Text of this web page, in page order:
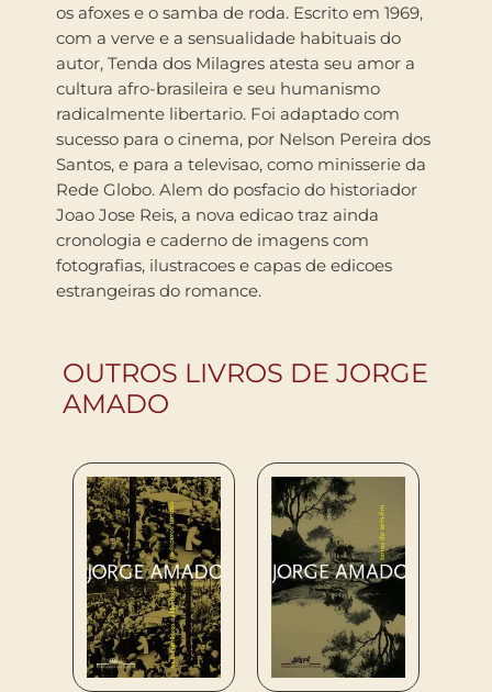
os afoxes e o samba de roda. Escrito em 1969,
com a verve e a sensualidade habituais do
autor, Tenda dos Milagres atesta seu amor a
cultura afro-brasileira e seu humanismo
radicalmente libertario. Foi adaptado com
sucesso para o cinema, por Nelson Pereira dos
Santos, e para a televisao, como minisserie da
Rede Globo. Alem do posfacio do historiador
Joao Jose Reis, a nova edicao traz ainda
cronologia e caderno de imagens com
fotografias, ilustracoes e capas de edicoes
estrangeiras do romance.
OUTROS LIVROS DE JORGE
AMADO